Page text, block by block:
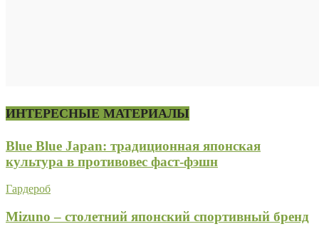
ИНТЕРЕСНЫЕ МАТЕРИАЛЫ
Blue Blue Japan: традиционная японская
культура в противовес фаст-фэшн
Гардероб
Mizuno – столетний японский спортивный бренд